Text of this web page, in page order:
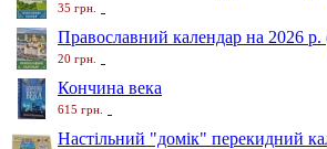
35 грн.
Православний календар на 2026
20 грн.
Кончина века
615 грн.
Настільний "домік" перекидний